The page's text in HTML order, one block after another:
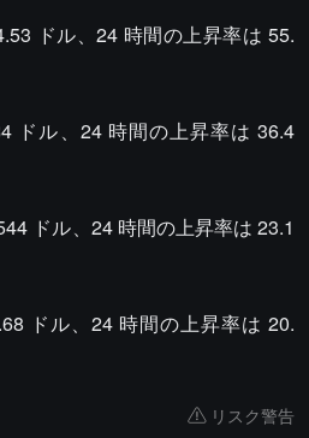
ドル、24 時間の上昇率は 55.
ドル、24 時間の上昇率は 36.4
ドル、24 時間の上昇率は 23.1
ドル、24 時間の上昇率は 20.
リスク警告